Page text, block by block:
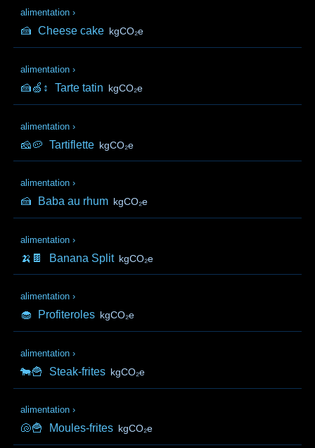
alimentation ›
🍰 Cheese cake kgCO₂e
alimentation ›
🍰🍏↕️ Tarte tatin kgCO₂e
alimentation ›
🧀🥔 Tartiflette kgCO₂e
alimentation ›
🍰 Baba au rhum kgCO₂e
alimentation ›
🍌🍫 Banana Split kgCO₂e
alimentation ›
🧁 Profiteroles kgCO₂e
alimentation ›
🐄🍟 Steak-frites kgCO₂e
alimentation ›
🐚🍟 Moules-frites kgCO₂e